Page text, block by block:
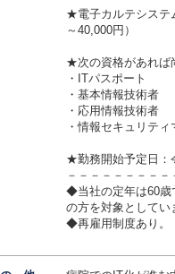
★電子カルテシステ
～40,000円）
★次の資格があれば
・ITパスポート
・基本情報技術者
・応用情報技術者
・情報セキュリテ
★勤務開始予定日：
－－－－－－－－
◆当社の定年は60歳
の方を対象としてい
◆再雇用制度あり。